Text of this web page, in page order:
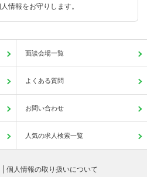
情報をお守りします。
面談会場一覧
よくある質問
お問い合わせ
人気の求人検索一覧
個人情報の取り扱いについて